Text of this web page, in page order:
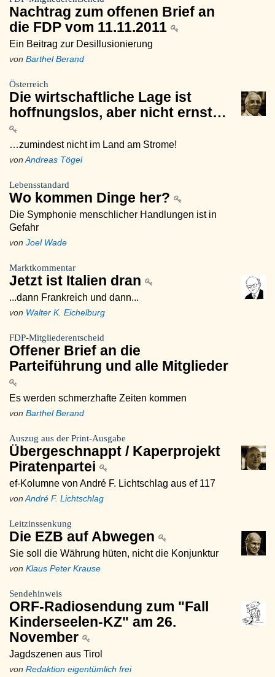
Nachtrag zum offenen Brief an
die FDP vom 11.11.2011
Ein Beitrag zur Desillusionierung
von Barthel Berand
Österreich
Die wirtschaftliche Lage ist
hoffnungslos, aber nicht ernst…
…zumindest nicht im Land am Strome!
von Andreas Tögel
Lebensstandard
Wo kommen Dinge her?
Die Symphonie menschlicher Handlungen ist in
Gefahr
von Joel Wade
Marktkommentar
Jetzt ist Italien dran
...dann Frankreich und dann...
von Walter K. Eichelburg
FDP-Mitgliederentscheid
Offener Brief an die
Parteiführung und alle Mitglieder
Es werden schmerzhafte Zeiten kommen
von Barthel Berand
Auszug aus der Print-Ausgabe
Übergeschnappt / Kaperprojekt
Piratenpartei
ef-Kolumne von André F. Lichtschlag aus ef 117
von André F. Lichtschlag
Leitzinssenkung
Die EZB auf Abwegen
Sie soll die Währung hüten, nicht die Konjunktur
von Klaus Peter Krause
Sendehinweis
ORF-Radiosendung zum "Fall
Kinderseelen-KZ" am 26.
November
Jagdszenen aus Tirol
von Redaktion eigentümlich frei